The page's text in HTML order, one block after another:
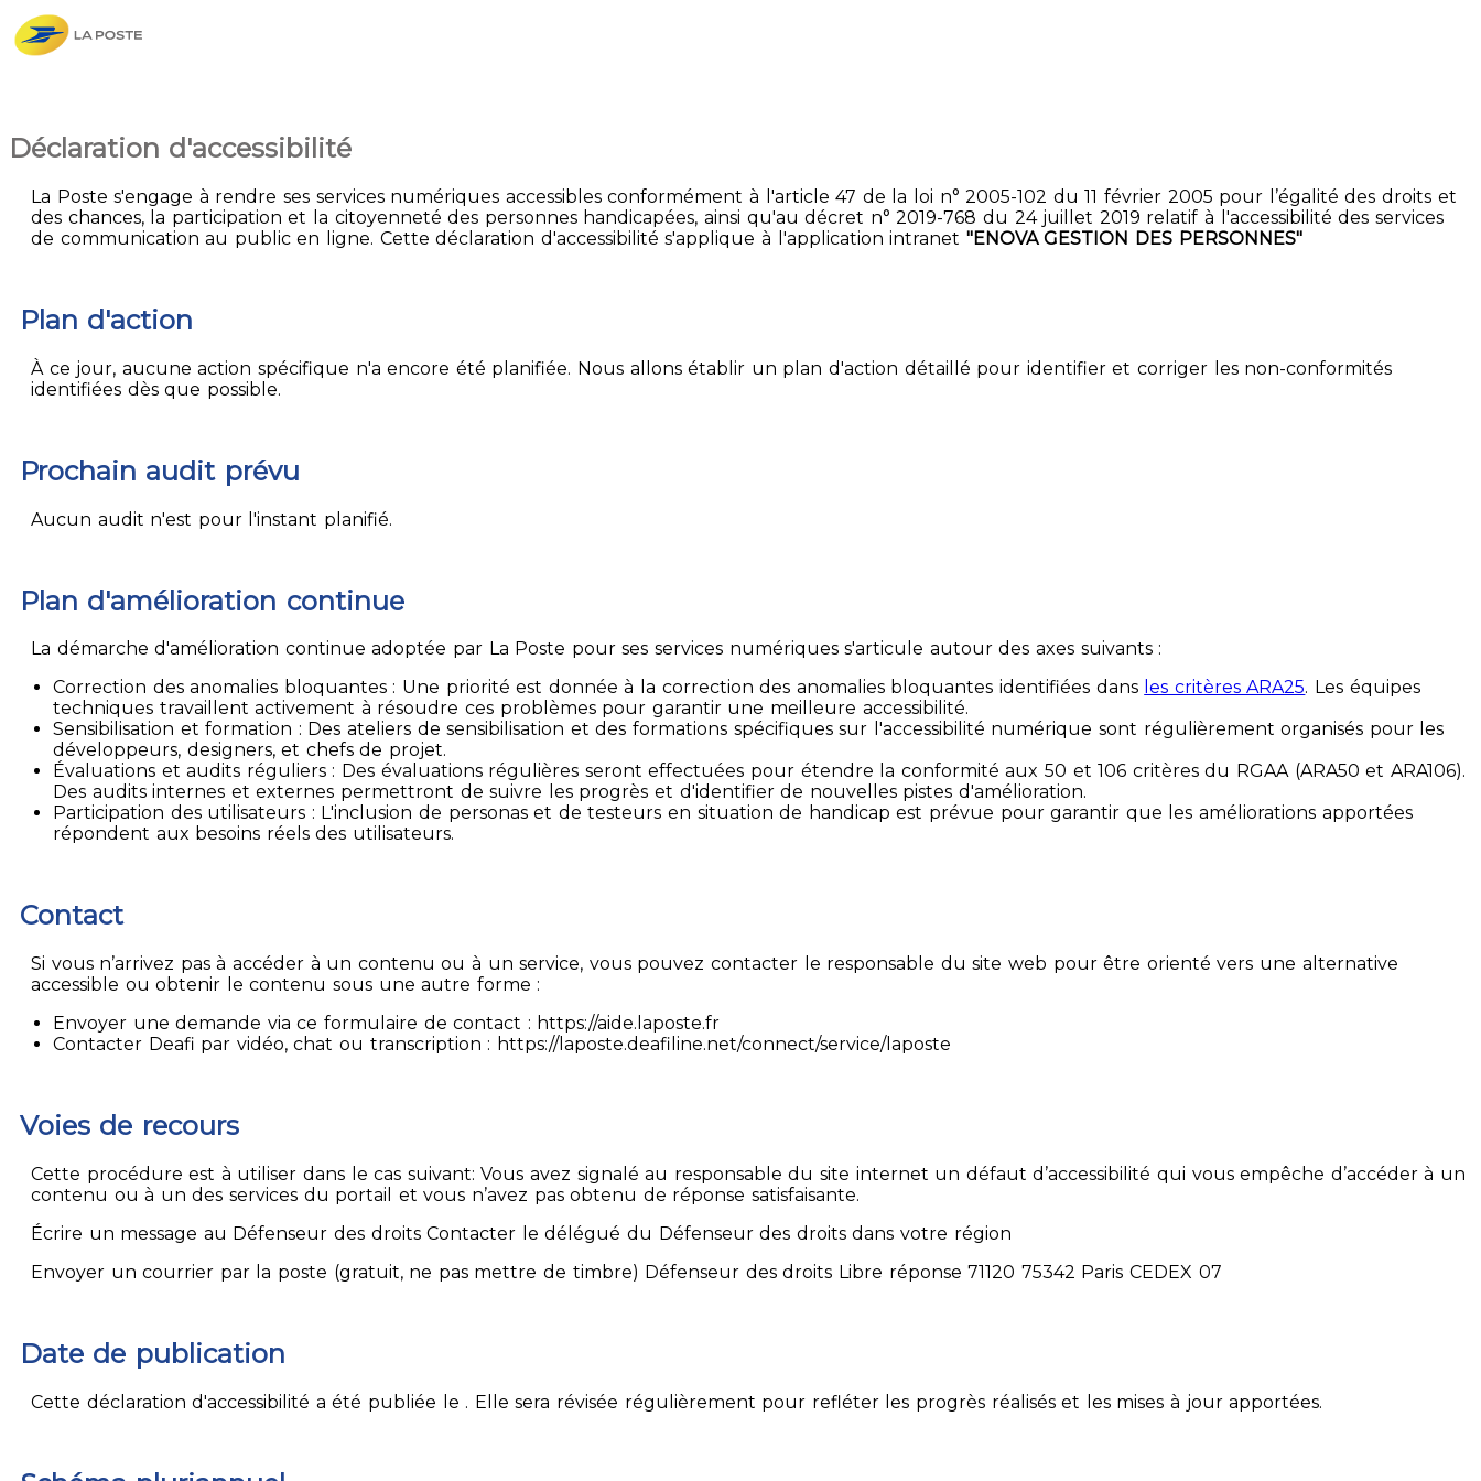
Déclaration d'accessibilité
La Poste s'engage à rendre ses services numériques accessibles conformément à l'article 47 de la loi n° 2005-102 du 11 février 2005 pour l’égalité des droits et
des chances, la participation et la citoyenneté des personnes handicapées, ainsi qu'au décret n° 2019-768 du 24 juillet 2019 relatif à l'accessibilité des services
de communication au public en ligne. Cette déclaration d'accessibilité s'applique à l'application intranet "ENOVA GESTION DES PERSONNES"
Plan d'action
À ce jour, aucune action spécifique n'a encore été planifiée. Nous allons établir un plan d'action détaillé pour identifier et corriger les non-conformités
identifiées dès que possible.
Prochain audit prévu
Aucun audit n'est pour l'instant planifié.
Plan d'amélioration continue
La démarche d'amélioration continue adoptée par La Poste pour ses services numériques s'articule autour des axes suivants :
Correction des anomalies bloquantes : Une priorité est donnée à la correction des anomalies bloquantes identifiées dans les critères ARA25. Les équipes
techniques travaillent activement à résoudre ces problèmes pour garantir une meilleure accessibilité.
Sensibilisation et formation : Des ateliers de sensibilisation et des formations spécifiques sur l'accessibilité numérique sont régulièrement organisés pour les
développeurs, designers, et chefs de projet.
Évaluations et audits réguliers : Des évaluations régulières seront effectuées pour étendre la conformité aux 50 et 106 critères du RGAA (ARA50 et ARA106).
Des audits internes et externes permettront de suivre les progrès et d'identifier de nouvelles pistes d'amélioration.
Participation des utilisateurs : L'inclusion de personas et de testeurs en situation de handicap est prévue pour garantir que les améliorations apportées
répondent aux besoins réels des utilisateurs.
Contact
Si vous n’arrivez pas à accéder à un contenu ou à un service, vous pouvez contacter le responsable du site web pour être orienté vers une alternative
accessible ou obtenir le contenu sous une autre forme :
Envoyer une demande via ce formulaire de contact : https://aide.laposte.fr
Contacter Deafi par vidéo, chat ou transcription : https://laposte.deafiline.net/connect/service/laposte
Voies de recours
Cette procédure est à utiliser dans le cas suivant: Vous avez signalé au responsable du site internet un défaut d’accessibilité qui vous empêche d’accéder à un
contenu ou à un des services du portail et vous n’avez pas obtenu de réponse satisfaisante.
Écrire un message au Défenseur des droits Contacter le délégué du Défenseur des droits dans votre région
Envoyer un courrier par la poste (gratuit, ne pas mettre de timbre) Défenseur des droits Libre réponse 71120 75342 Paris CEDEX 07
Date de publication
Cette déclaration d'accessibilité a été publiée le . Elle sera révisée régulièrement pour refléter les progrès réalisés et les mises à jour apportées.